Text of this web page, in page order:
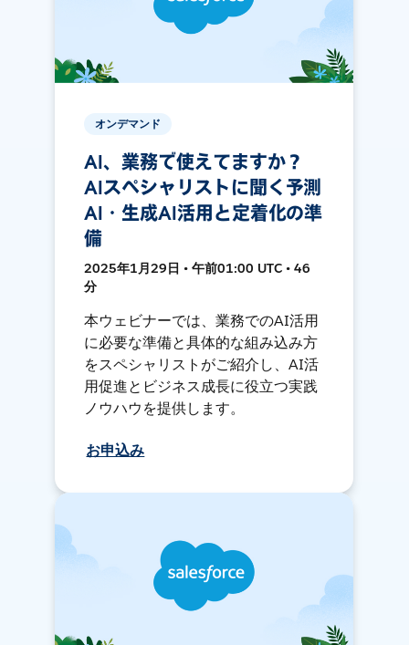
オンデマンド
AI、業務で使えてますか？
AIスペシャリストに聞く予測
AI・生成AI活用と定着化の準
備
2025年1月29日 • 午前01:00 UTC • 46
分
本ウェビナーでは、業務でのAI活用
に必要な準備と具体的な組み込み方
をスペシャリストがご紹介し、AI活
用促進とビジネス成長に役立つ実践
ノウハウを提供します。
お申込み